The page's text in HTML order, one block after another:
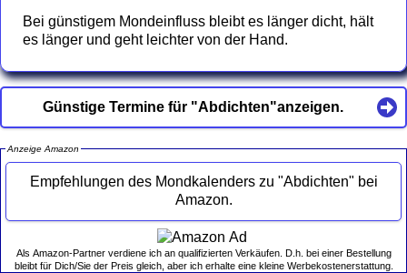
Bei günstigem Mondeinfluss bleibt es länger dicht, hält
es länger und geht leichter von der Hand.
Günstige Termine für "Abdichten"anzeigen.
Anzeige Amazon
Empfehlungen des Mondkalenders zu "Abdichten" bei
Amazon.
Als Amazon-Partner verdiene ich an qualifizierten Verkäufen. D.h. bei einer Bestellung
bleibt für Dich/Sie der Preis gleich, aber ich erhalte eine kleine Werbekostenerstattung.